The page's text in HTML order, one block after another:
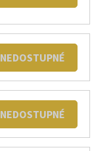
NEDOSTUPNÉ
NEDOSTUPNÉ